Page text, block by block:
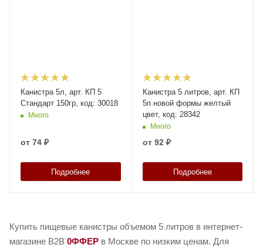
Канистра 5л, арт. КП 5
Стандарт 150гр, код: 30018
Много
от 74 ₽
Подробнее
Канистра 5 литров, арт. КП
5п новой формы желтый
цвет, код: 28342
Много
от 92 ₽
Подробнее
Купить пищевые канистры объемом 5 литров в интернет-
магазине B2B 0ФФЕР в Москве по низким ценам. Для